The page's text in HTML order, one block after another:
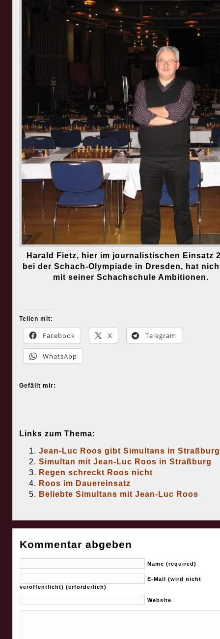
Harald Fietz, hier im journalistischen Einsatz
bei der Schach-Olympiade in Dresden, hat
mit seiner Schachschule Ambitionen.
Teilen mit:
Facebook X Telegram
WhatsApp
Gefällt mir:
Links zum Thema:
Jean-Luc Roos gibt Simultans in Straßburg
Simultan mit Jean-Luc Roos in Straßburg
Regen schreckt Roos nicht
Roos im Dauereinsatz
Beliebte Simultans mit Jean-Luc Roos
Kommentar abgeben
Name (required)
E-Mail (wird nicht
veröffentlicht) (erforderlich)
Website